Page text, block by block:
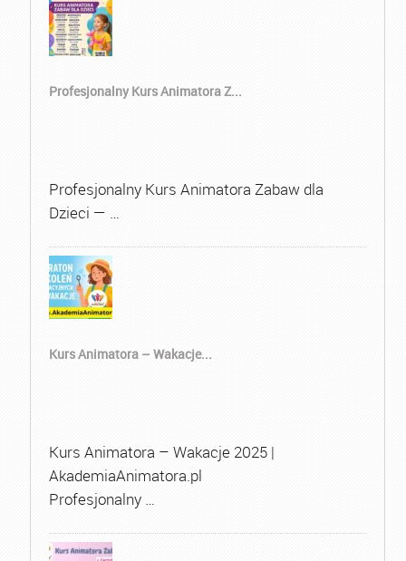
Profesjonalny Kurs Animatora Z...
Profesjonalny Kurs Animatora Zabaw dla
Dzieci — …
Kurs Animatora – Wakacje...
Kurs Animatora – Wakacje 2025 |
AkademiaAnimatora.pl
Profesjonalny …